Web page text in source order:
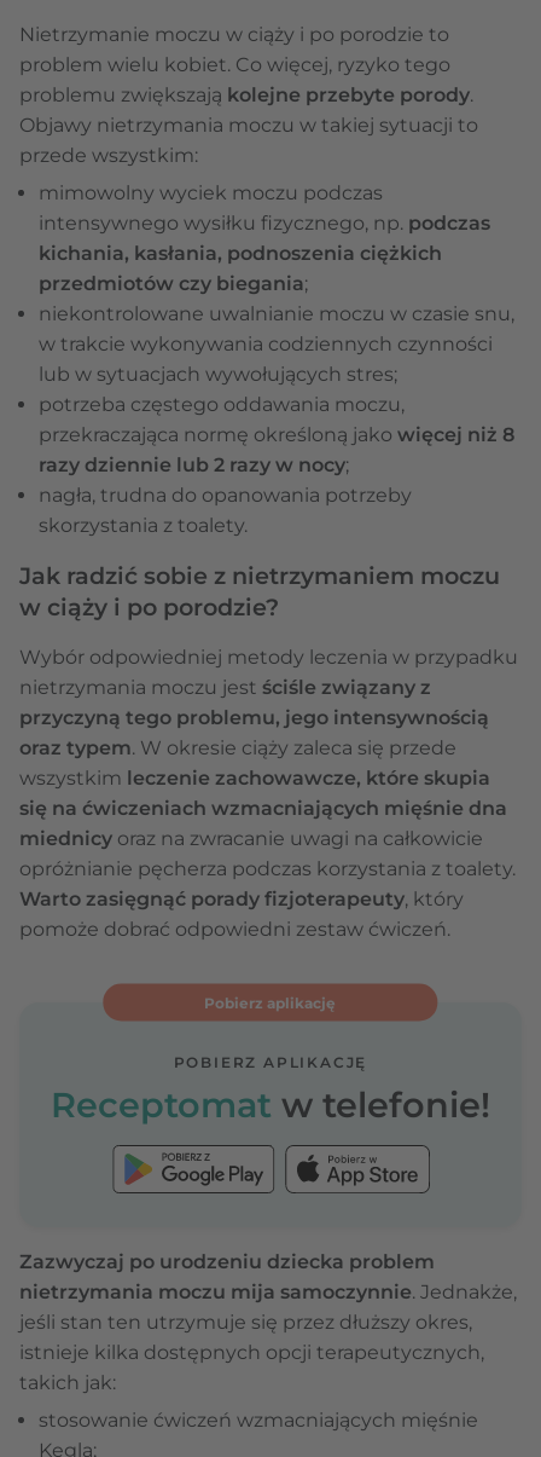
Nietrzymanie moczu w ciąży i po porodzie to
problem wielu kobiet. Co więcej, ryzyko tego
problemu zwiększają kolejne przebyte porody.
Objawy nietrzymania moczu w takiej sytuacji to
przede wszystkim:
mimowolny wyciek moczu podczas
intensywnego wysiłku fizycznego, np. podczas
kichania, kasłania, podnoszenia ciężkich
przedmiotów czy biegania;
niekontrolowane uwalnianie moczu w czasie snu,
w trakcie wykonywania codziennych czynności
lub w sytuacjach wywołujących stres;
potrzeba częstego oddawania moczu,
przekraczająca normę określoną jako więcej niż 8
razy dziennie lub 2 razy w nocy;
nagła, trudna do opanowania potrzeby
skorzystania z toalety.
Jak radzić sobie z nietrzymaniem moczu
w ciąży i po porodzie?
Wybór odpowiedniej metody leczenia w przypadku
nietrzymania moczu jest ściśle związany z
przyczyną tego problemu, jego intensywnością
oraz typem. W okresie ciąży zaleca się przede
wszystkim leczenie zachowawcze, które skupia
się na ćwiczeniach wzmacniających mięśnie dna
miednicy oraz na zwracanie uwagi na całkowicie
opróżnianie pęcherza podczas korzystania z toalety.
Warto zasięgnąć porady fizjoterapeuty, który
pomoże dobrać odpowiedni zestaw ćwiczeń.
Pobierz aplikację
POBIERZ APLIKACJĘ
Receptomat w telefonie!
Zazwyczaj po urodzeniu dziecka problem
nietrzymania moczu mija samoczynnie. Jednakże,
jeśli stan ten utrzymuje się przez dłuższy okres,
istnieje kilka dostępnych opcji terapeutycznych,
takich jak:
stosowanie ćwiczeń wzmacniających mięśnie
Kegla;